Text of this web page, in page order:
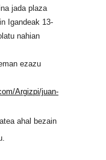
jada plaza
Igandeak 13-
nahian
ezazu
Argizpi/juan-
ahal bezain